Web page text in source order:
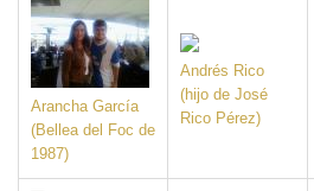
Arancha García
(Bellea del Foc de
1987)
Andrés Rico
(hijo de José
Rico Pérez)